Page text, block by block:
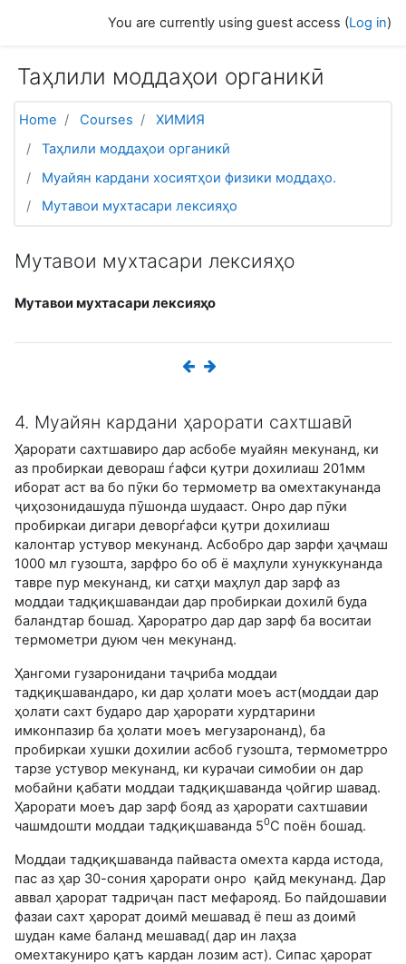
You are currently using guest access (Log in)
Таҳлили моддаҳои органикӣ
Home Courses
ХИМИЯ
Таҳлили моддаҳои органикӣ
Муайян кардани хосиятҳои физики моддаҳо.
Мутавои мухтасари лексияҳо
Мутавои мухтасари лексияҳо
Мутавои мухтасари лексияҳо
4. Муайян кардани ҳарорати сахтшавӣ
Ҳарорати сахтшавиро дар асбобе муайян мекунанд, ки
аз пробиркаи девораш ѓафси қутри дохилиаш 201мм
иборат аст ва бо пӯки бо термометр ва омехтакунанда
ҷиҳозонидашуда пӯшонда шудааст. Онро дар пӯки
пробиркаи дигари деворѓафси қутри дохилиаш
калонтар устувор мекунанд. Асбобро дар зарфи ҳаҷмаш
1000 мл гузошта, зарфро бо об ё маҳлули хунуккунанда
тавре пур мекунанд, ки сатҳи маҳлул дар зарф аз
моддаи тадқиқшавандаи дар пробиркаи дохилӣ буда
баландтар бошад. Ҳароратро дар дар зарф ба воситаи
термометри дуюм чен мекунанд.
Ҳангоми гузаронидани таҷриба моддаи
тадқиқшавандаро, ки дар ҳолати моеъ аст(моддаи дар
ҳолати сахт бударо дар ҳарорати хурдтарини
имконпазир ба ҳолати моеъ мегузаронанд), ба
пробиркаи хушки дохилии асбоб гузошта, термометрро
тарзе устувор мекунанд, ки курачаи симобии он дар
мобайни қабати моддаи тадқиқшаванда ҷойгир шавад.
Ҳарорати моеъ дар зарф бояд аз ҳарорати сахтшавии
чашмдошти моддаи тадқиқшаванда 50С поён бошад.
Моддаи тадқиқшаванда пайваста омехта карда истода,
пас аз ҳар 30-сония ҳарорати онро қайд мекунанд. Дар
аввал ҳарорат тадриҷан паст мефарояд. Бо пайдошавии
фазаи сахт ҳарорат доимӣ мешавад ё пеш аз доимӣ
шудан каме баланд мешавад( дар ин лаҳза
омехтакуниро қатъ кардан лозим аст). Сипас ҳарорат